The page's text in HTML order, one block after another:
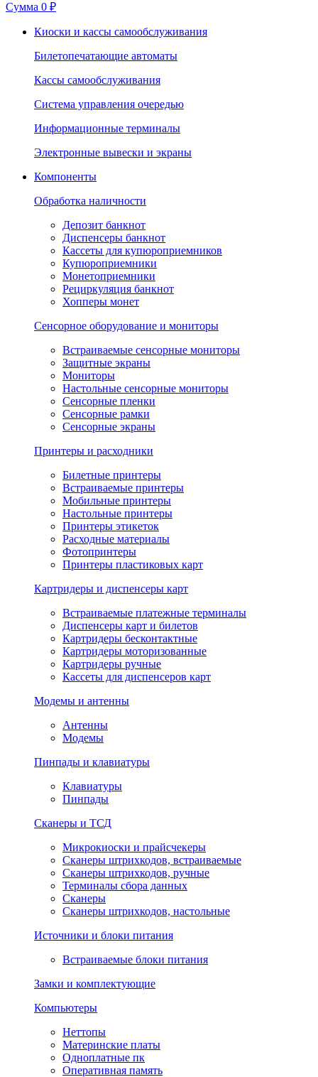
Сумма 0 ₽
Киоски и кассы самообслуживания
Билетопечатающие автоматы
Кассы самообслуживания
Система управления очередью
Информационные терминалы
Электронные вывески и экраны
Компоненты
Обработка наличности
Депозит банкнот
Диспенсеры банкнот
Кассеты для купюроприемников
Купюроприемники
Монетоприемники
Рециркуляция банкнот
Хопперы монет
Сенсорное оборудование и мониторы
Встраиваемые сенсорные мониторы
Защитные экраны
Мониторы
Настольные сенсорные мониторы
Сенсорные пленки
Сенсорные рамки
Сенсорные экраны
Принтеры и расходники
Билетные принтеры
Встраиваемые принтеры
Мобильные принтеры
Настольные принтеры
Принтеры этикеток
Расходные материалы
Фотопринтеры
Принтеры пластиковых карт
Картридеры и диспенсеры карт
Встраиваемые платежные терминалы
Диспенсеры карт и билетов
Картридеры бесконтактные
Картридеры моторизованные
Картридеры ручные
Кассеты для диспенсеров карт
Модемы и антенны
Антенны
Модемы
Пинпады и клавиатуры
Клавиатуры
Пинпады
Сканеры и ТСД
Микрокиоски и прайсчекеры
Сканеры штрихкодов, встраиваемые
Сканеры штрихкодов, ручные
Терминалы сбора данных
Сканеры
Сканеры штрихкодов, настольные
Источники и блоки питания
Встраиваемые блоки питания
Замки и комплектующие
Компьютеры
Неттопы
Материнские платы
Одноплатные пк
Оперативная память